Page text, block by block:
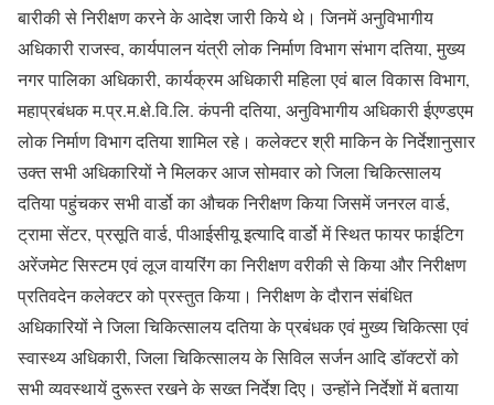
बारीकी से निरीक्षण करने के आदेश जारी किये थे। जिनमें अनुविभागीय
अधिकारी राजस्व, कार्यपालन यंत्री लोक निर्माण विभाग संभाग दतिया, मुख्य
नगर पालिका अधिकारी, कार्यक्रम अधिकारी महिला एवं बाल विकास विभाग,
महाप्रबंधक म.प्र.म.क्षे.वि.लि. कंपनी दतिया, अनुविभागीय अधिकारी ईएण्डएम
लोक निर्माण विभाग दतिया शामिल रहे। कलेक्टर श्री माकिन के निर्देशानुसार
उक्त सभी अधिकारियों नेे मिलकर आज सोमवार को जिला चिकित्सालय
दतिया पहुंचकर सभी वार्डो का औचक निरीक्षण किया जिसमें जनरल वार्ड,
ट्रामा सेंटर, प्रसूति वार्ड, पीआईसीयू इत्यादि वार्डो में स्थित फायर फाईटिग
अरेंजमेट सिस्टम एवं लूज वायरिंग का निरीक्षण वरीकी से किया और निरीक्षण
प्रतिवदेन कलेक्टर को प्रस्तुत किया। निरीक्षण के दौरान संबंधित
अधिकारियों ने जिला चिकित्सालय दतिया के प्रबंधक एवं मुख्य चिकित्सा एवं
स्वास्थ्य अधिकारी, जिला चिकित्सालय के सिविल सर्जन आदि डॉक्टरों को
सभी व्यवस्थायें दुरूस्त रखने के सख्त निर्देश दिए। उन्होंने निर्देशों में बताया